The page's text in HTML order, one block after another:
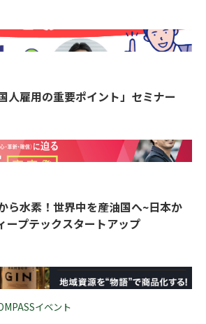
人雇用の重要ポイント」セミナー
ら水素！世界中を産油国へ~日本か
ープテックスタートアップ
イベント